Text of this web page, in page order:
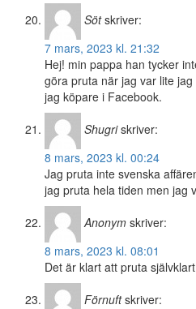
Söt skriver:
7 mars, 2023 kl. 21:32
Hej! min pappa han tycker
göra pruta när jag var lite
jag köpare i Facebook.
Shugri skriver:
8 mars, 2023 kl. 00:24
Jag pruta inte svenska
jag pruta hela tiden men jag
Anonym skriver:
8 mars, 2023 kl. 08:01
Det är klart att pruta
Förnuft skriver: